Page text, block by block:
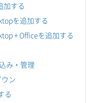
加する
を追加する
+ Officeを追加する
み・管理
ン
る